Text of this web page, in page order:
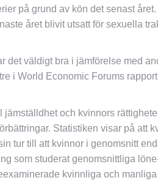
på grund av kön det senast
året blivit utsatt för sexuella
det väldigt bra i jämförelse med
i World Economic Forums
och kvinnors
Statistiken visar på att
tur till att kvinnor i genomsnitt
som studerat genomsnittliga
kvinnliga och manliga